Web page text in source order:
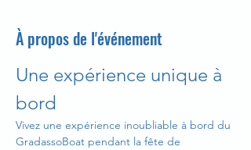
À propos de l'événement
Une expérience unique à
bord
Vivez une expérience inoubliable à bord du
GradassoBoat pendant la fête de